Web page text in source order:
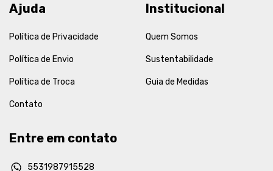
Ajuda
Política de Privacidade
Política de Envio
Política de Troca
Contato
Institucional
Quem Somos
Sustentabilidade
Guia de Medidas
Entre em contato
5531987915528